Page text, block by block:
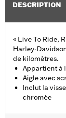
DESCRIPTION
« Live To Ride,
Harley-
de kilomètres.
Appartient à
Aigle avec
Inclut la
chromée